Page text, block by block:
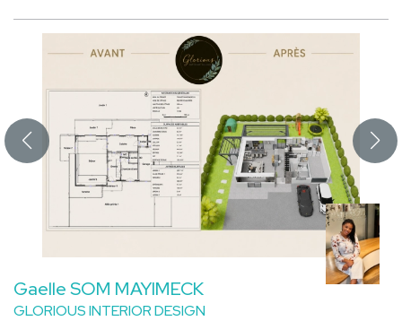
Gaelle SOM MAYIMECK
GLORIOUS INTERIOR DESIGN